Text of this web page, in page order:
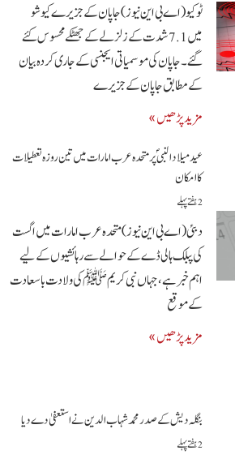
ٹوکیو(اے بی این نیوز)جاپان کے جزیرے کیوشو
میں 7.1 شدت کے زلزلے کے جھٹکے محسوس کئے
گئے۔ جاپان کی موسمیاتی ایجنسی کے جاری کردہ بیان
کے مطابق جاپان کے جزیرے
مزید پڑھیں »
عید میلاد النبیؐ پر متحدہ عرب امارات میں تین روزہ تعطیلات
کا امکان
2 ہفتے پہلے
دبئی (اے بی این نیوز)متحدہ عرب امارات میں اگست
کی پبلک ہالی ڈے کے حوالے سے رہائشیوں کے لیے
اہم خبر ہے،جہاں نبی کریم ﷺ کی ولادت باسعادت
کے موقع
مزید پڑھیں »
بنگلہ دیش کے صدر محمد شہاب الدین نے استعفیٰ دے دیا
2 ہفتے پہلے